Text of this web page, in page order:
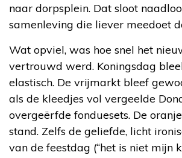
naar dorpsplein. Dat sloot
samenleving die liever meedoet
Wat opviel, was hoe snel het
vertrouwd werd. Koningsdag
elastisch. De vrijmarkt bleef
als de kleedjes vol vergeelde
overgeërfde fonduesets. De
stand. Zelfs de geliefde, licht
van de feestdag (“het is niet mijn